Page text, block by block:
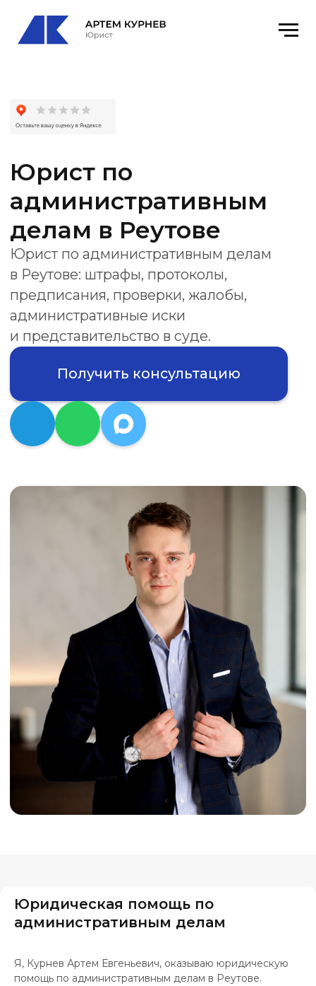
Юрист по
делам в Реутове
Юрист по административным делам
в Реутове: штрафы, протоколы,
предписания, проверки, жалобы,
административные иски
и представительство в суде.
Получить консультацию
Юридическая помощь по
административным делам
Я, Курнев Артем Евгеньевич, оказываю юридическую
помощь по административным делам в Реутове.